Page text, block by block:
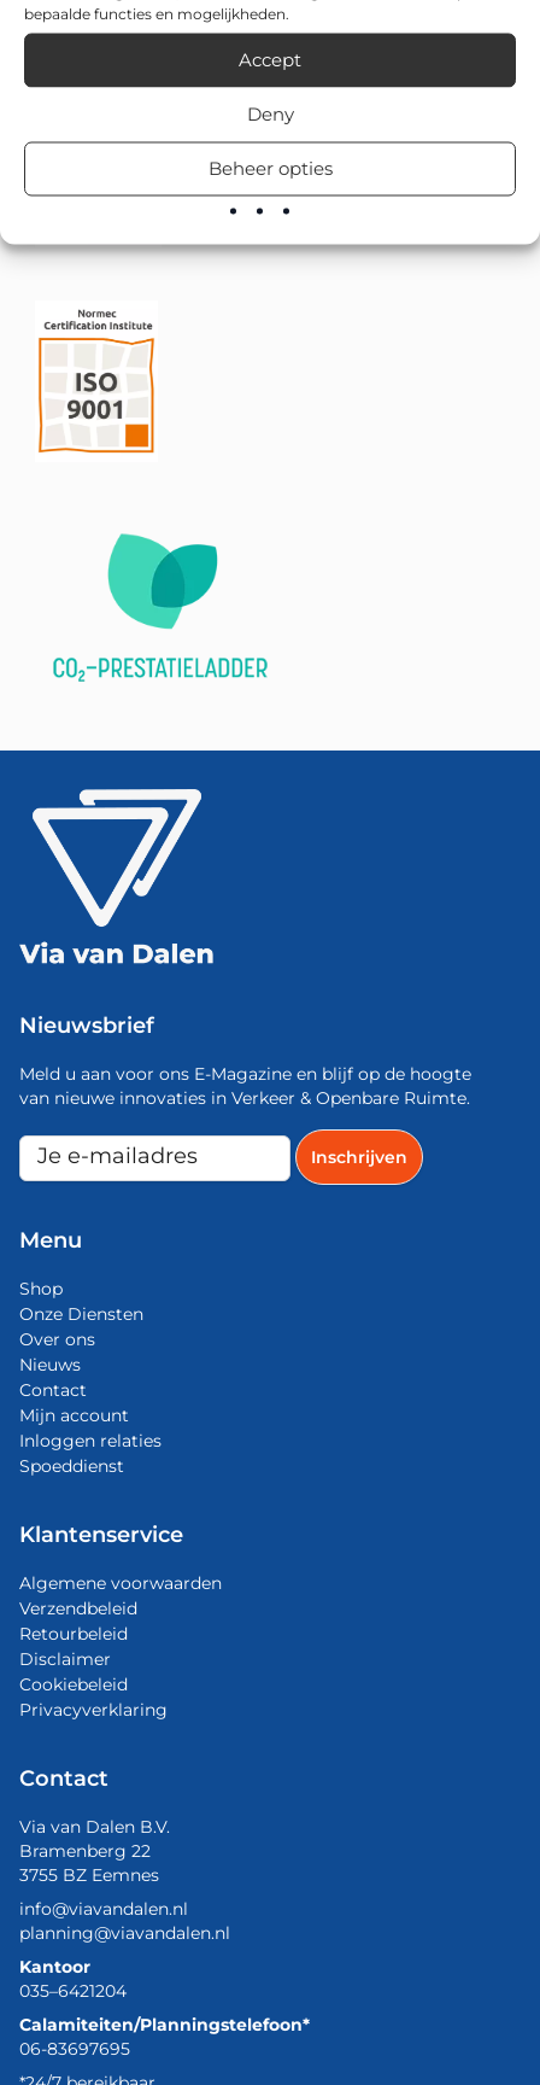
bepaalde functies en mogelijkheden.
Accept
Deny
Beheer opties
Nieuwsbrief
Meld u aan voor ons E-Magazine en blijf op de hoogte
van nieuwe innovaties in Verkeer & Openbare Ruimte.
Menu
Shop
Onze Diensten
Over ons
Nieuws
Contact
Mijn account
Inloggen relaties
Spoeddienst
Klantenservice
Algemene voorwaarden
Verzendbeleid
Retourbeleid
Disclaimer
Cookiebeleid
Privacyverklaring
Contact
Via van Dalen B.V.
Bramenberg 22
3755 BZ Eemnes
info@viavandalen.nl
planning@viavandalen.nl
Kantoor
035–6421204
Calamiteiten/Planningstelefoon*
06-83697695